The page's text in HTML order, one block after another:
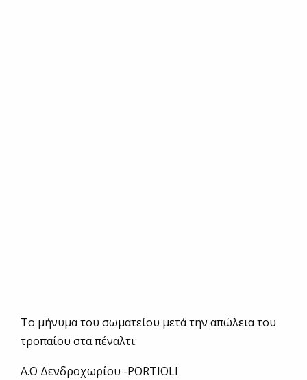
Το μήνυμα του σωματείου μετά την απώλεια του
τροπαίου στα πέναλτι:
Α.Ο Δενδροχωρίου -PORTIOLI